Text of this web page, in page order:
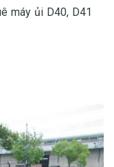
máy ủi D40, D41